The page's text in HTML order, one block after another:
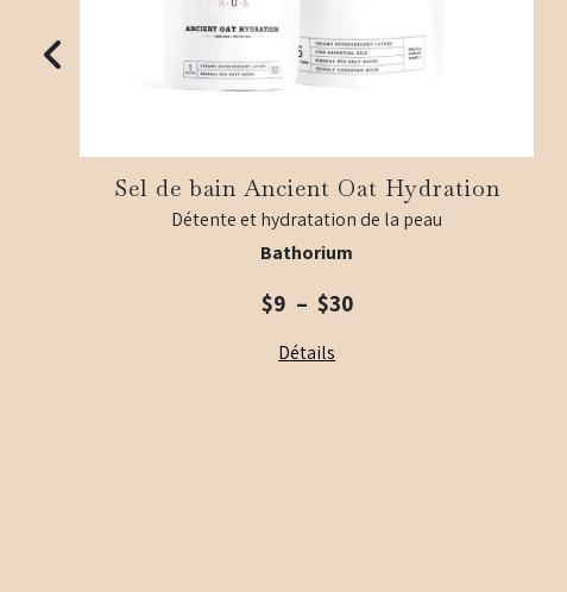
Sel de bain Ancient Oat Hydration
Détente et hydratation de la peau
Bathorium
$9 – $30Plage
Détails